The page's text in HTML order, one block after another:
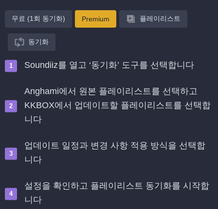
무료 (1회 동기화) Premium 플레이리스트
동기화
Soundiiz를 열고 ‘동기화’ 도구를 선택합니다
Anghami에서 원본 플레이리스트를 선택하고
KKBOX에서 업데이트할 플레이리스트를 선택합
니다
업데이트 일정과 변경 사항 적용 방식을 선택합
니다
설정을 확인하고 플레이리스트 동기화를 시작합
니다